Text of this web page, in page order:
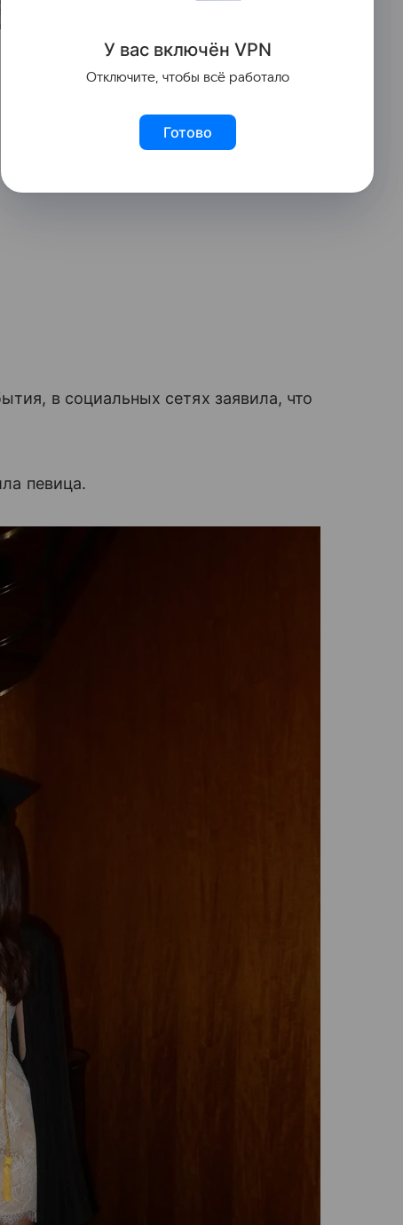
в социальных сетях заявила, что
певица.
У вас включён VPN
Отключите, чтобы всё работало
Готово